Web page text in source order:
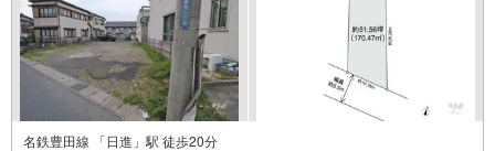
日ございません
名鉄豊田線 「日進」駅 徒歩20分